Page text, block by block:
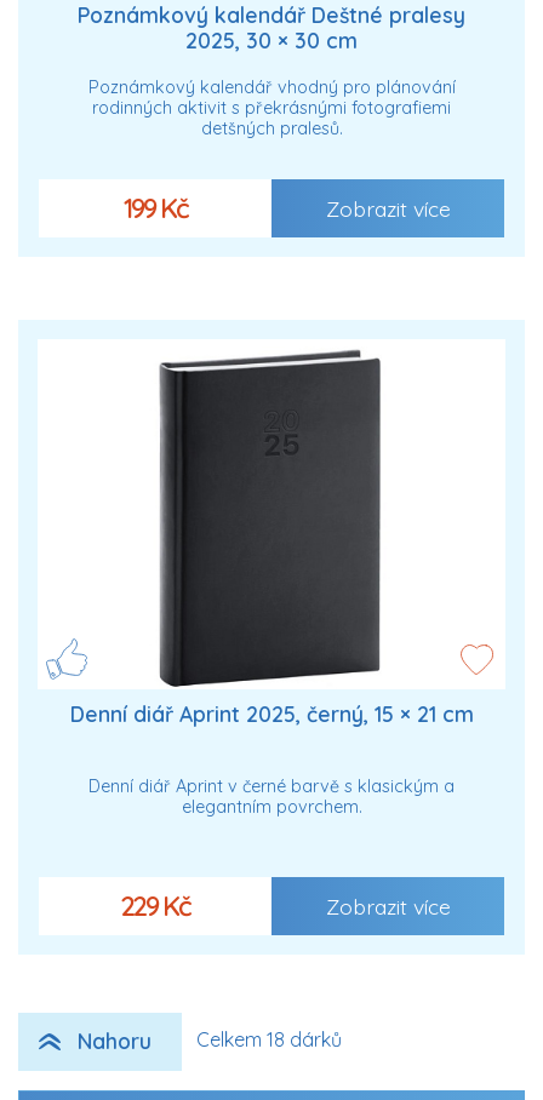
Poznámkový kalendář Deštné pralesy
2025, 30 × 30 cm
Poznámkový kalendář vhodný pro plánování
rodinných aktivit s překrásnými fotografiemi
detšných pralesů.
199 Kč Zobrazit více
Denní diář Aprint 2025, černý, 15 × 21 cm
Denní diář Aprint v černé barvě s klasickým a
elegantním povrchem.
229 Kč Zobrazit více
Nahoru Celkem 18 dárků